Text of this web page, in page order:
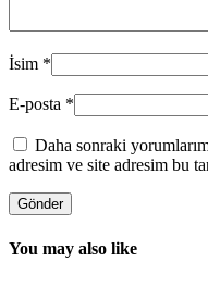
İsim *
E-posta *
Daha sonraki
adresim ve site adresim bu
You may also like